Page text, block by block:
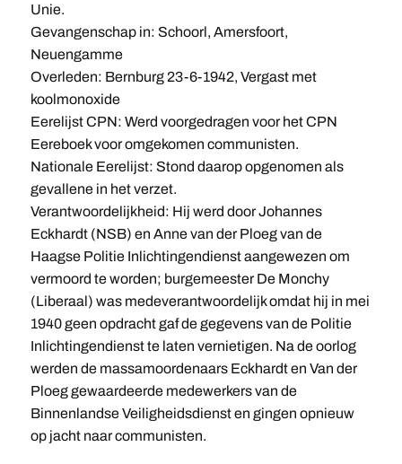
Unie.
Gevangenschap in: Schoorl, Amersfoort,
Neuengamme
Overleden: Bernburg 23-6-1942, Vergast met
koolmonoxide
Eerelijst CPN: Werd voorgedragen voor het CPN
Eereboek voor omgekomen communisten.
Nationale Eerelijst: Stond daarop opgenomen als
gevallene in het verzet.
Verantwoordelijkheid: Hij werd door Johannes
Eckhardt (NSB) en Anne van der Ploeg van de
Haagse Politie Inlichtingendienst aangewezen om
vermoord te worden; burgemeester De Monchy
(Liberaal) was medeverantwoordelijk omdat hij in mei
1940 geen opdracht gaf de gegevens van de Politie
Inlichtingendienst te laten vernietigen. Na de oorlog
werden de massamoordenaars Eckhardt en Van der
Ploeg gewaardeerde medewerkers van de
Binnenlandse Veiligheidsdienst en gingen opnieuw
op jacht naar communisten.